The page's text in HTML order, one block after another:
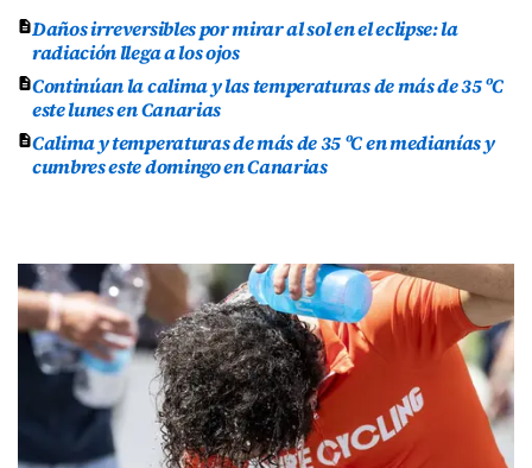
Daños irreversibles por mirar al sol en el eclipse: la
radiación llega a los ojos
Continúan la calima y las temperaturas de más de 35 ºC
este lunes en Canarias
Calima y temperaturas de más de 35 ºC en medianías y
cumbres este domingo en Canarias